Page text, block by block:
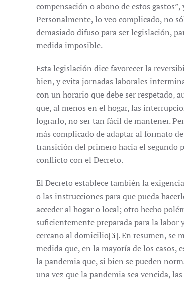
compensación o abono de estos
Personalmente, lo veo complicado, no
demasiado difuso para ser legislación,
medida imposible.
Esta legislación dice favorecer la
bien, y evita jornadas laborales
con un horario que debe ser respetado,
que, al menos en el hogar, las
lograrlo, no ser tan fácil de mantener.
más complicado de adaptar al formato
transición del primero hacia el segundo
conflicto con el Decreto.
El Decreto establece también la
o las instrucciones para que pueda
acceder al hogar o local; otro hecho
suficientemente preparada para la labor
cercano al domicilio[3]. En resumen, se
medida que, en la mayoría de los casos,
la pandemia que, si bien se pueden
una vez que la pandemia sea vencida,